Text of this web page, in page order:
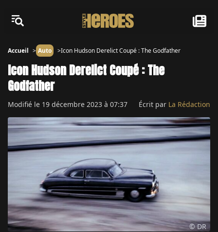
Accueil Auto Icon Hudson Derelict Coupé : The Godfather
Icon Hudson Derelict Coupé : The
Godfather
Modifié le 19 décembre 2023 à 07:37 Écrit par La Rédaction
© DR